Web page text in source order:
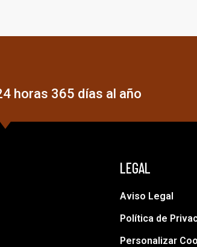
horas 365 días al año
LEGAL
Aviso Legal
Política de
Personalizar